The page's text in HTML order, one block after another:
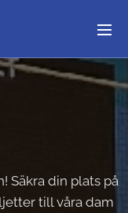
Säkra din plats på
till våra dam